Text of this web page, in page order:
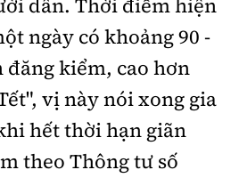
dân. Thời điểm hiện
ngày có khoảng 90 -
đăng kiểm, cao hơn
vị này nói xong gia
hết thời hạn giãn
theo Thông tư số